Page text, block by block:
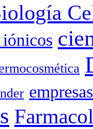
iónicos
empresas